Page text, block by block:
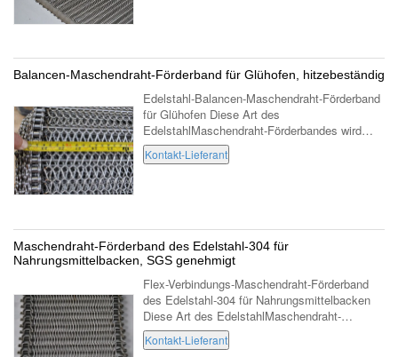
Balancen-Maschendraht-Förderband für Glühofen, hitzebeständig
Edelstahl-Balancen-Maschendraht-Förderband
für Glühofen Diese Art des
EdelstahlMaschendraht-Förderbandes wird
auch Drahtgewebe-Maschendraht-Förderband
Balanced Spiral, gewundenes Wirelink-Draht-
Kontakt-Lieferant
Maschendraht-Förderband des Edelstahl-304 für
Nahrungsmittelbacken, SGS genehmigt
Flex-Verbindungs-Maschendraht-Förderband
des Edelstahl-304 für Nahrungsmittelbacken
Diese Art des EdelstahlMaschendraht-
Förderbandes wird auch Flexverbindungs-Gurt,
Rollenkettenwebkanten-Förderband,
Kontakt-Lieferant